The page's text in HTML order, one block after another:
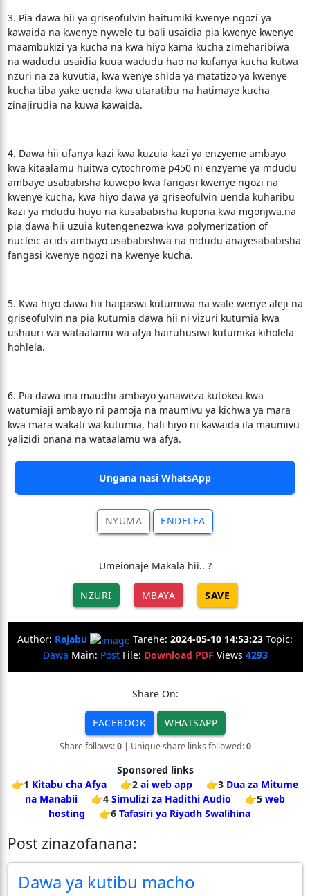
3. Pia dawa hii ya griseofulvin haitumiki kwenye ngozi ya
kawaida na kwenye nywele tu bali usaidia pia kwenye kwenye
maambukizi ya kucha na kwa hiyo kama kucha zimeharibiwa
na wadudu usaidia kuua wadudu hao na kufanya kucha kutwa
nzuri na za kuvutia, kwa wenye shida ya matatizo ya kwenye
kucha tiba yake uenda kwa utaratibu na hatimaye kucha
zinajirudia na kuwa kawaida.
4. Dawa hii ufanya kazi kwa kuzuia kazi ya enzyeme ambayo
kwa kitaalamu huitwa cytochrome p450 ni enzyeme ya mdudu
ambaye usababisha kuwepo kwa fangasi kwenye ngozi na
kwenye kucha, kwa hiyo dawa ya griseofulvin uenda kuharibu
kazi ya mdudu huyu na kusababisha kupona kwa mgonjwa.na
pia dawa hii uzuia kutengenezwa kwa polymerization of
nucleic acids ambayo usababishwa na mdudu anayesababisha
fangasi kwenye ngozi na kwenye kucha.
5. Kwa hiyo dawa hii haipaswi kutumiwa na wale wenye aleji na
griseofulvin na pia kutumia dawa hii ni vizuri kutumia kwa
ushauri wa wataalamu wa afya hairuhusiwi kutumika kiholela
hohlela.
6. Pia dawa ina maudhi ambayo yanaweza kutokea kwa
watumiaji ambayo ni pamoja na maumivu ya kichwa ya mara
kwa mara wakati wa kutumia, hali hiyo ni kawaida ila maumivu
yalizidi onana na wataalamu wa afya.
Ungana nasi WhatsApp
NYUMA ENDELEA
Umeionaje Makala hii.. ?
NZURI MBAYA SAVE
Author: Rajabu Tarehe: 2024-05-10 14:53:23 Topic:
Dawa Main: PostFile: Download PDF Views 4293
Share On:
FACEBOOK WHATSAPP
Share follows:0| Unique share links followed:0
Sponsored links
👉1 Kitabu cha Afya 👉2 ai web app 👉3 Dua za Mitume
na Manabii
👉4 Simulizi za Hadithi Audio 👉5 web
hosting
👉6 Tafasiri ya Riyadh Swalihina
Post zinazofanana:
Dawa ya kutibu macho